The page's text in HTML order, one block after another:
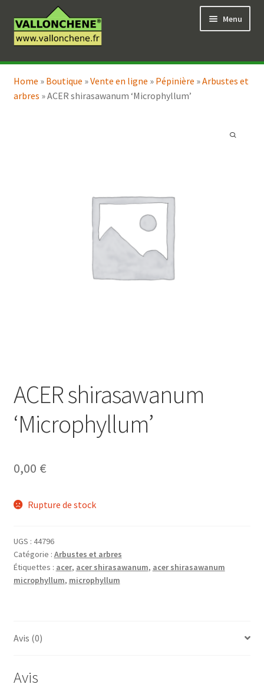
à
la
au
contenu
Menu
Vente en ligne
menu
Coaching pour le jardin
Ouvrir
Home » Boutique »Vente en ligne » Pépinière »Arbustes et
arbres »ACER shirasawanum ‘Microphyllum’
ACER shirasawanum
‘Microphyllum’
0,00 €
Rupture de stock
UGS : 44796
Catégorie : Arbustes et arbres
Étiquettes : acer, acer shirasawanum, acer shirasawanum
microphyllum, microphyllum
Avis (0)
Avis